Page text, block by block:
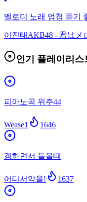
멜로디 노래 엄청 듣기
이진태 AKB48 - 君はメ
인기 플레이리스
피아노곡 위주44
Wease1 1646
겜하면서 들을때
어디서약을! 1637